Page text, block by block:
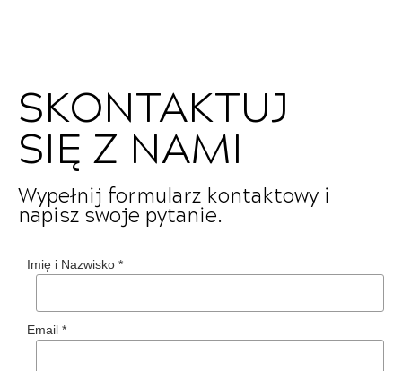
SKONTAKTUJ
SIĘ Z NAMI
Wypełnij formularz kontaktowy i
napisz swoje pytanie.
Imię i Nazwisko *
Email *